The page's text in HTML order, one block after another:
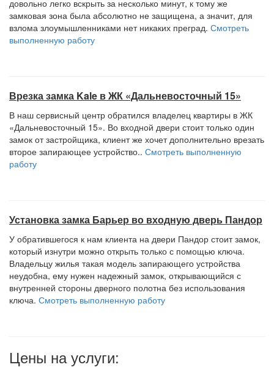
довольно легко вскрыть за несколько минут, к тому же
замковая зона была абсолютно не защищена, а значит, для
взлома злоумышленниками нет никаких преград. Смотреть
выполненную работу
Врезка замка Kale в ЖК «Дальневосточный 15»
В наш сервисный центр обратился владелец квартиры в ЖК
«Дальневосточный 15». Во входной двери стоит только один
замок от застройщика, клиент же хочет дополнительно врезать
второе запирающее устройство.. Смотреть выполненную
работу
Установка замка Барьер во входную дверь Пандор
У обратившегося к нам клиента на двери Пандор стоит замок,
который изнутри можно открыть только с помощью ключа.
Владельцу жилья такая модель запирающего устройства
неудобна, ему нужен надежный замок, открывающийся с
внутренней стороны дверного полотна без использования
ключа. Смотреть выполненную работу
Цены на услуги: